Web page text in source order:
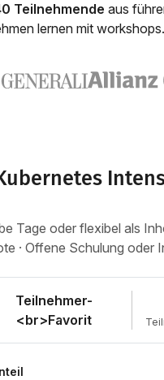
Teilnehmende aus
lernen mit
Tage oder flexibel als
· Offene Schulung oder
Teilnehmer-
<br>Favorit